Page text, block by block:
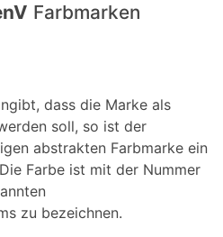
Farbmarken
dass die Marke als
soll, so ist der
abstrakten Farbmarke ein
Farbe ist mit der Nummer
zu bezeichnen.